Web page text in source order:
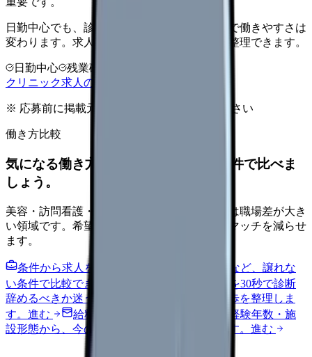
日勤中心でも、診療科・院長方針・人数体制で働きやすさは
変わります。求人票だけで決める前に条件を整理できます。
日勤中心 残業確認
クリニック求人の見方を確認する
※ 応募前に掲載元の最新情報を確認してください
働き方比較
気になる働き方を、求人を見る前に条件で比べま
しょう。
美容・訪問看護・クリニック・夜勤なしなどは職場差が大き
い領域です。希望条件を先に整理するとミスマッチを減らせ
ます。
条件から求人を見る
夜勤回数・残業・通勤など、譲れな
い条件で比較できます。
職場の悩みを30秒で診断
辞めるべきか迷う前に、悩みの種類と次の一歩を整理しま
す。 進む 給料コンパスで比較する
地域・経験年数・施
設形態から、今の給料の現在地を確認できます。 進む